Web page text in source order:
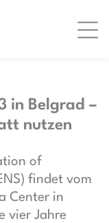
in Belgrad –
nutzen
of
findet vom
Center in
vier Jahre